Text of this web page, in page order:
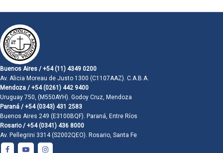
Buenos Aires / +54 (11) 4349 0200
Av. Alicia Moreau de Justo 1300 (C1107AAZ). C.A.B.A.
Mendoza / +54 (0261) 442 9400
Uruguay 750, (M550AYH). Godoy Cruz, Mendoza
Paraná / +54 (0343) 431 2583
Buenos Aires 249 (E3100BQF). Paraná, Entre Ríos
Rosario / +54 (0341) 436 8000
Av. Pellegrini 3314 (S2002QEO). Rosario, Santa Fe